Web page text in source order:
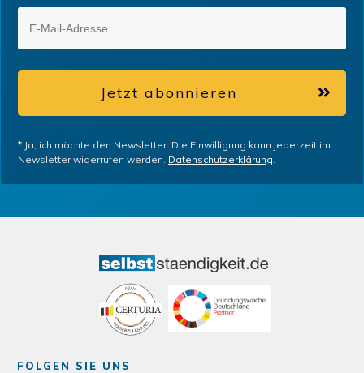
Jetzt abonnieren
* Ja, ich möchte den Newsletter. Die Einwilligung kann jederzeit im
Newsletter widerrufen werden. Datenschutzerklärung
FOLGEN SIE UNS